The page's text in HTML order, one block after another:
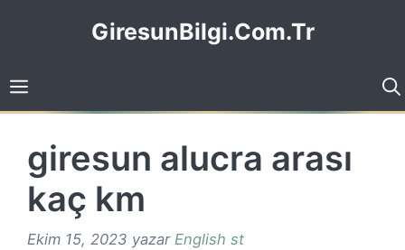
GiresunBilgi.Com.Tr
giresun alucra arası
kaç km
Ekim 15, 2023 yazar English st